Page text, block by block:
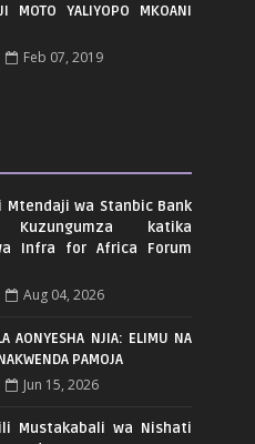
MOTO YALIYOPO MKOANI
Feb 07, 2019
Mtendaji wa Stanbic Bank
Kuzungumza katika
Infra for Africa Forum
Aug 04, 2026
AONYESHA NJIA: ELIMU NA
PAMOJA
Jun 15, 2026
Mustakabali wa Nishati